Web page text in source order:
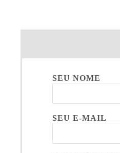
SEU NOME
SEU E-MAIL